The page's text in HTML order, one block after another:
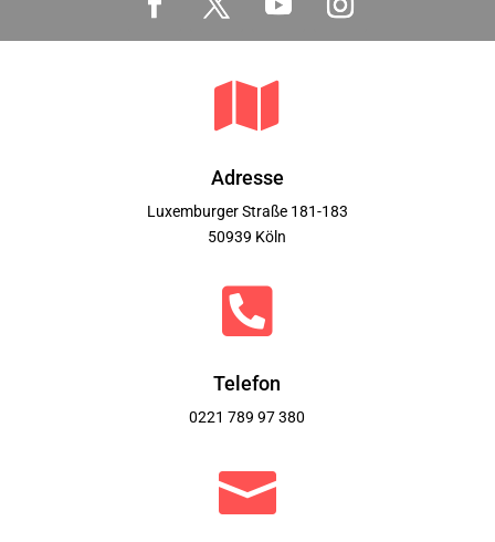

Adresse
Luxemburger Straße 181-183
50939 Köln

Telefon
0221 789 97 380
